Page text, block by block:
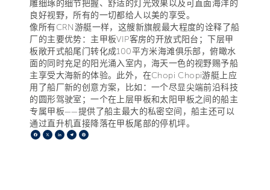
雕细琢的细节把握、舒适的灯光效果以及可直面海洋的
良好视野，所有的一切都给人以美的享受。
像所有CRN游艇一样，这艘新旗舰最大程度的诠释了船
厂的主要优势：主甲板VIP客房的开放式阳台；下层甲
板敞开式船尾门转化成100平方米海滩俱乐部，俯瞰水
面的同时充足的阳光涌入室内，海天一色的视野赐予船
主享受大海新的体验。此外，在Chopi Chopi游艇上应
用了船厂新的创意方案，比如：一个尽显尖端前沿科技
的圆形驾驶室；一个在上层甲板和太阳甲板之间的船主
专属甲板——提供了船主最大的私密空间，船主还可以
通过直升机直接降落在甲板尾部的停机坪。
Facebook
X LinkedIn
Telegram